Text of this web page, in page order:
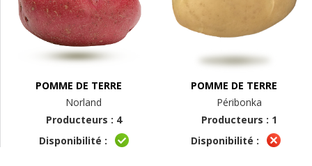
POMME DE TERRE
Norland
Producteurs : 4
Disponibilité :
POMME DE TERRE
Péribonka
Producteurs : 1
Disponibilité :